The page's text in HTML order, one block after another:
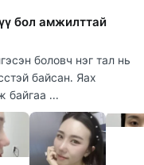
бол амжилттай
боловч нэг тал нь
байсан. Яах
байгаа ...